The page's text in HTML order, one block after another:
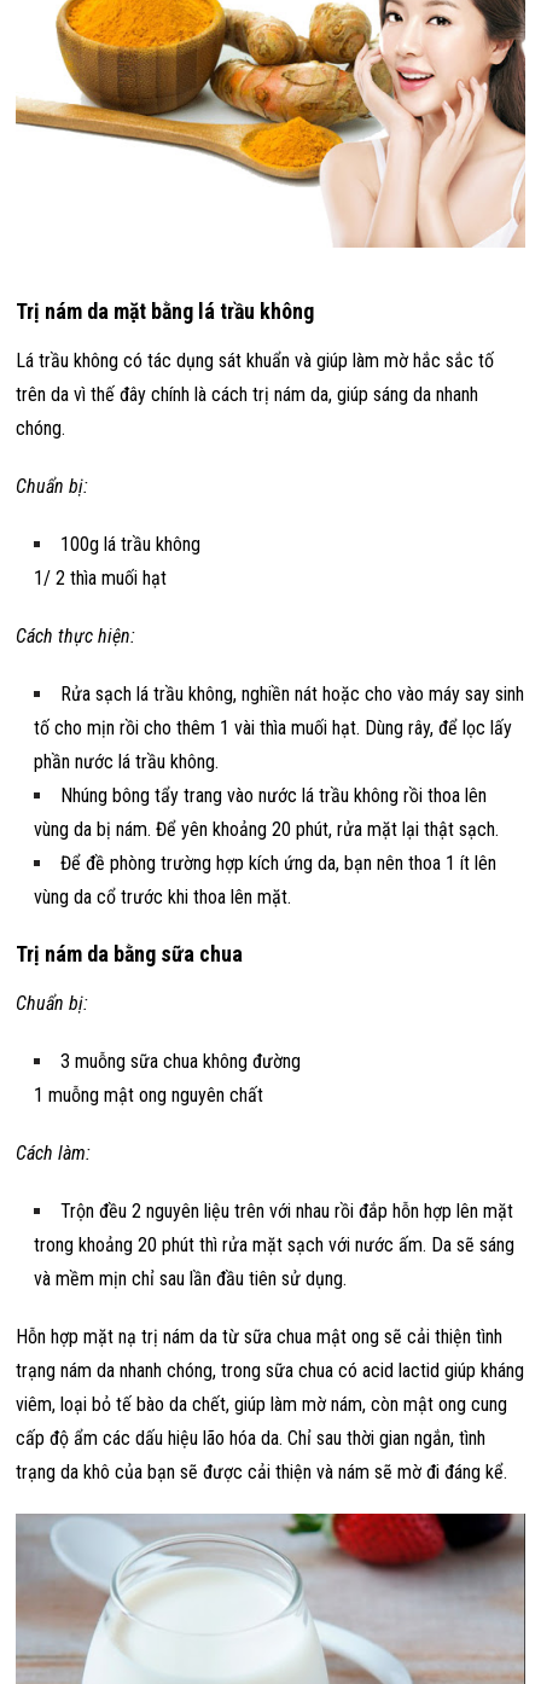
Trị nám da mặt bằng lá trầu không
Lá trầu không có tác dụng sát khuẩn và giúp làm mờ hắc sắc tố
trên da vì thế đây chính là cách trị nám da, giúp sáng da nhanh
chóng.
Chuẩn bị:
100g lá trầu không
1/ 2 thìa muối hạt
Cách thực hiện:
Rửa sạch lá trầu không, nghiền nát hoặc cho vào máy say sinh
tố cho mịn rồi cho thêm 1 vài thìa muối hạt. Dùng rây, để lọc lấy
phần nước lá trầu không.
Nhúng bông tẩy trang vào nước lá trầu không rồi thoa lên
vùng da bị nám. Để yên khoảng 20 phút, rửa mặt lại thật sạch.
Để đề phòng trường hợp kích ứng da, bạn nên thoa 1 ít lên
vùng da cổ trước khi thoa lên mặt.
Trị nám da bằng sữa chua
Chuẩn bị:
3 muỗng sữa chua không đường
1 muỗng mật ong nguyên chất
Cách làm:
Trộn đều 2 nguyên liệu trên với nhau rồi đắp hỗn hợp lên mặt
trong khoảng 20 phút thì rửa mặt sạch với nước ấm. Da sẽ sáng
và mềm mịn chỉ sau lần đầu tiên sử dụng.
Hỗn hợp mặt nạ trị nám da từ sữa chua mật ong sẽ cải thiện tình
trạng nám da nhanh chóng, trong sữa chua có acid lactid giúp kháng
viêm, loại bỏ tế bào da chết, giúp làm mờ nám, còn mật ong cung
cấp độ ẩm các dấu hiệu lão hóa da. Chỉ sau thời gian ngắn, tình
trạng da khô của bạn sẽ được cải thiện và nám sẽ mờ đi đáng kể.